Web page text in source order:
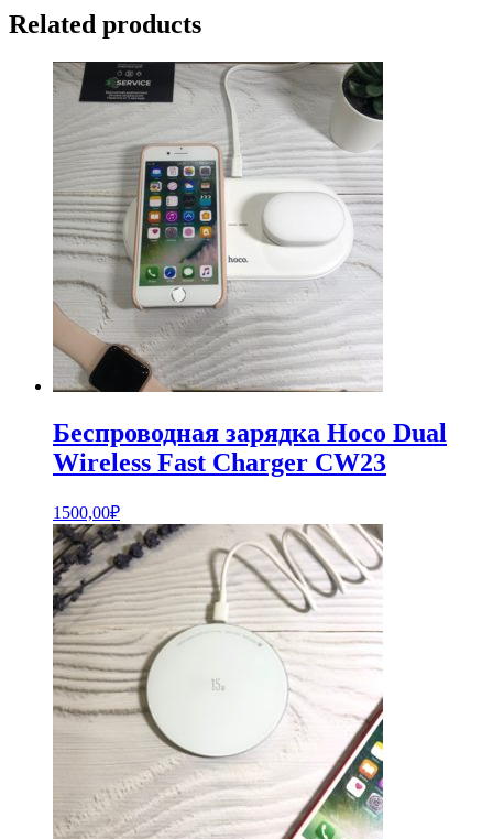
Related products
Беспроводная зарядка Hoco Dual
Wireless Fast Charger CW23
1500,00₽